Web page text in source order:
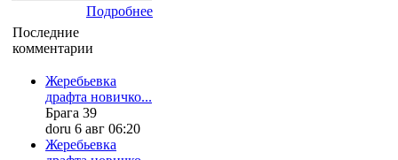
Подробнее
Последние
комментарии
Жеребьевка
драфта новичко...
Брага 39
doru 6 авг 06:20
Жеребьевка